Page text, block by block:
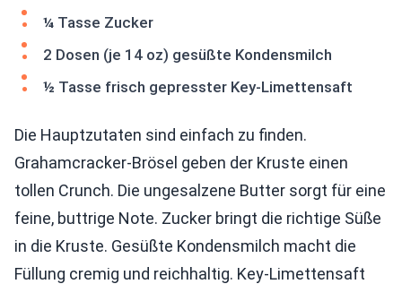
¼ Tasse Zucker
2 Dosen (je 14 oz) gesüßte Kondensmilch
½ Tasse frisch gepresster Key-Limettensaft
Die Hauptzutaten sind einfach zu finden.
Grahamcracker-Brösel geben der Kruste einen
tollen Crunch. Die ungesalzene Butter sorgt für eine
feine, buttrige Note. Zucker bringt die richtige Süße
in die Kruste. Gesüßte Kondensmilch macht die
Füllung cremig und reichhaltig. Key-Limettensaft